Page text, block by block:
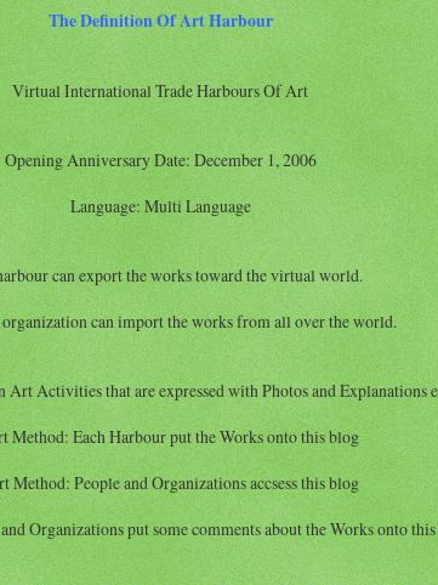
The Definition Of Art Harbour
Virtual International Trade Harbours Of Art
Opening Anniversary Date: December 1, 2006
Language: Multi Language
can export the works toward the virtual world.
organization can import the works from all over the world.
Art Activities that are expressed with Photos and Explanations
Method: Each Harbour put the Works onto this blog
Method: People and Organizations accsess this blog
Organizations put some comments about the Works onto